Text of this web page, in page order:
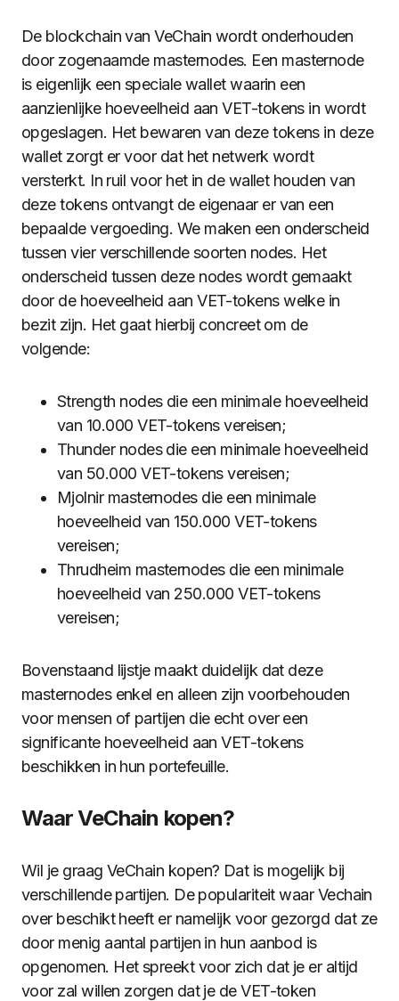
De blockchain van VeChain wordt onderhouden
door zogenaamde masternodes. Een masternode
is eigenlijk een speciale wallet waarin een
aanzienlijke hoeveelheid aan VET-tokens in wordt
opgeslagen. Het bewaren van deze tokens in deze
wallet zorgt er voor dat het netwerk wordt
versterkt. In ruil voor het in de wallet houden van
deze tokens ontvangt de eigenaar er van een
bepaalde vergoeding. We maken een onderscheid
tussen vier verschillende soorten nodes. Het
onderscheid tussen deze nodes wordt gemaakt
door de hoeveelheid aan VET-tokens welke in
bezit zijn. Het gaat hierbij concreet om de
volgende:
Strength nodes die een minimale hoeveelheid
van 10.000 VET-tokens vereisen;
Thunder nodes die een minimale hoeveelheid
van 50.000 VET-tokens vereisen;
Mjolnir masternodes die een minimale
hoeveelheid van 150.000 VET-tokens
vereisen;
Thrudheim masternodes die een minimale
hoeveelheid van 250.000 VET-tokens
vereisen;
Bovenstaand lijstje maakt duidelijk dat deze
masternodes enkel en alleen zijn voorbehouden
voor mensen of partijen die echt over een
significante hoeveelheid aan VET-tokens
beschikken in hun portefeuille.
Waar VeChain kopen?
Wil je graag VeChain kopen? Dat is mogelijk bij
verschillende partijen. De populariteit waar Vechain
over beschikt heeft er namelijk voor gezorgd dat ze
door menig aantal partijen in hun aanbod is
opgenomen. Het spreekt voor zich dat je er altijd
voor zal willen zorgen dat je de VET-token